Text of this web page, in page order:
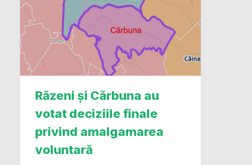
Răzeni și Cărbuna au
votat deciziile finale
privind amalgamarea
voluntară